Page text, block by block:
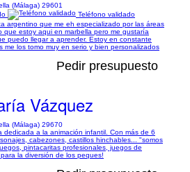
(Málaga) 29601
Teléfono validado
argentino que me eh especializado por las áreas
que estoy aqui en marbella pero me gustaría
puedo llegar a aprender. Estoy en constante
me los tomo muy en serio y bien personalizados
Pedir presupuesto
Vázquez
(Málaga) 29670
dedicada a la animación infantil. Con más de 6
cabezones, castillos hinchables... "somos
pintacaritas profesionales, juegos de
la diversión de los peques!